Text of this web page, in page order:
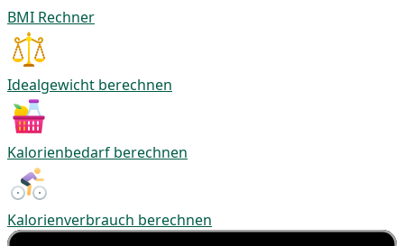
BMI Rechner
Idealgewicht berechnen
Kalorienbedarf berechnen
Kalorienverbrauch berechnen